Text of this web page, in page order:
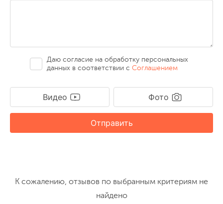
Даю согласие на обработку персональных
данных в соответствии сСоглашением
Видео Фото
Отправить
К сожалению, отзывов по выбранным критериям не
найдено